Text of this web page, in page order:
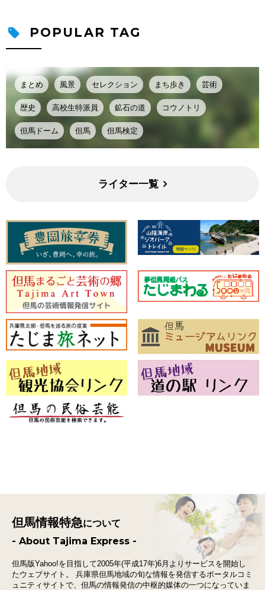
POPULAR TAG
まとめ 風景 セレクション まち歩き 芸術
歴史 高校生特派員 鉱石の道 コウノトリ
但馬ドーム 但馬 但馬検定
ライター一覧
但馬情報特急について
- About Tajima Express -
但馬版Yahoo!を目指して2005年(平成17年)6月よりサービスを開始し
たウェブサイト。
兵庫県但馬地域の旬な情報を発信するポータルコミ
ュニティサイトで、 但馬の情報発信の中枢的媒体の一つになっていま